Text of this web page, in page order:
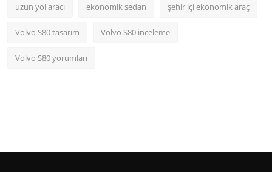
uzun yol aracı ekonomik sedan şehir içi ekonomik araç
Volvo S80 tasarım Volvo S80 inceleme
Volvo S80 yorumları